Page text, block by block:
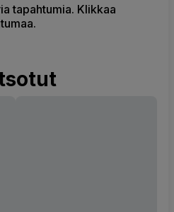
tapahtumia. Klikkaa